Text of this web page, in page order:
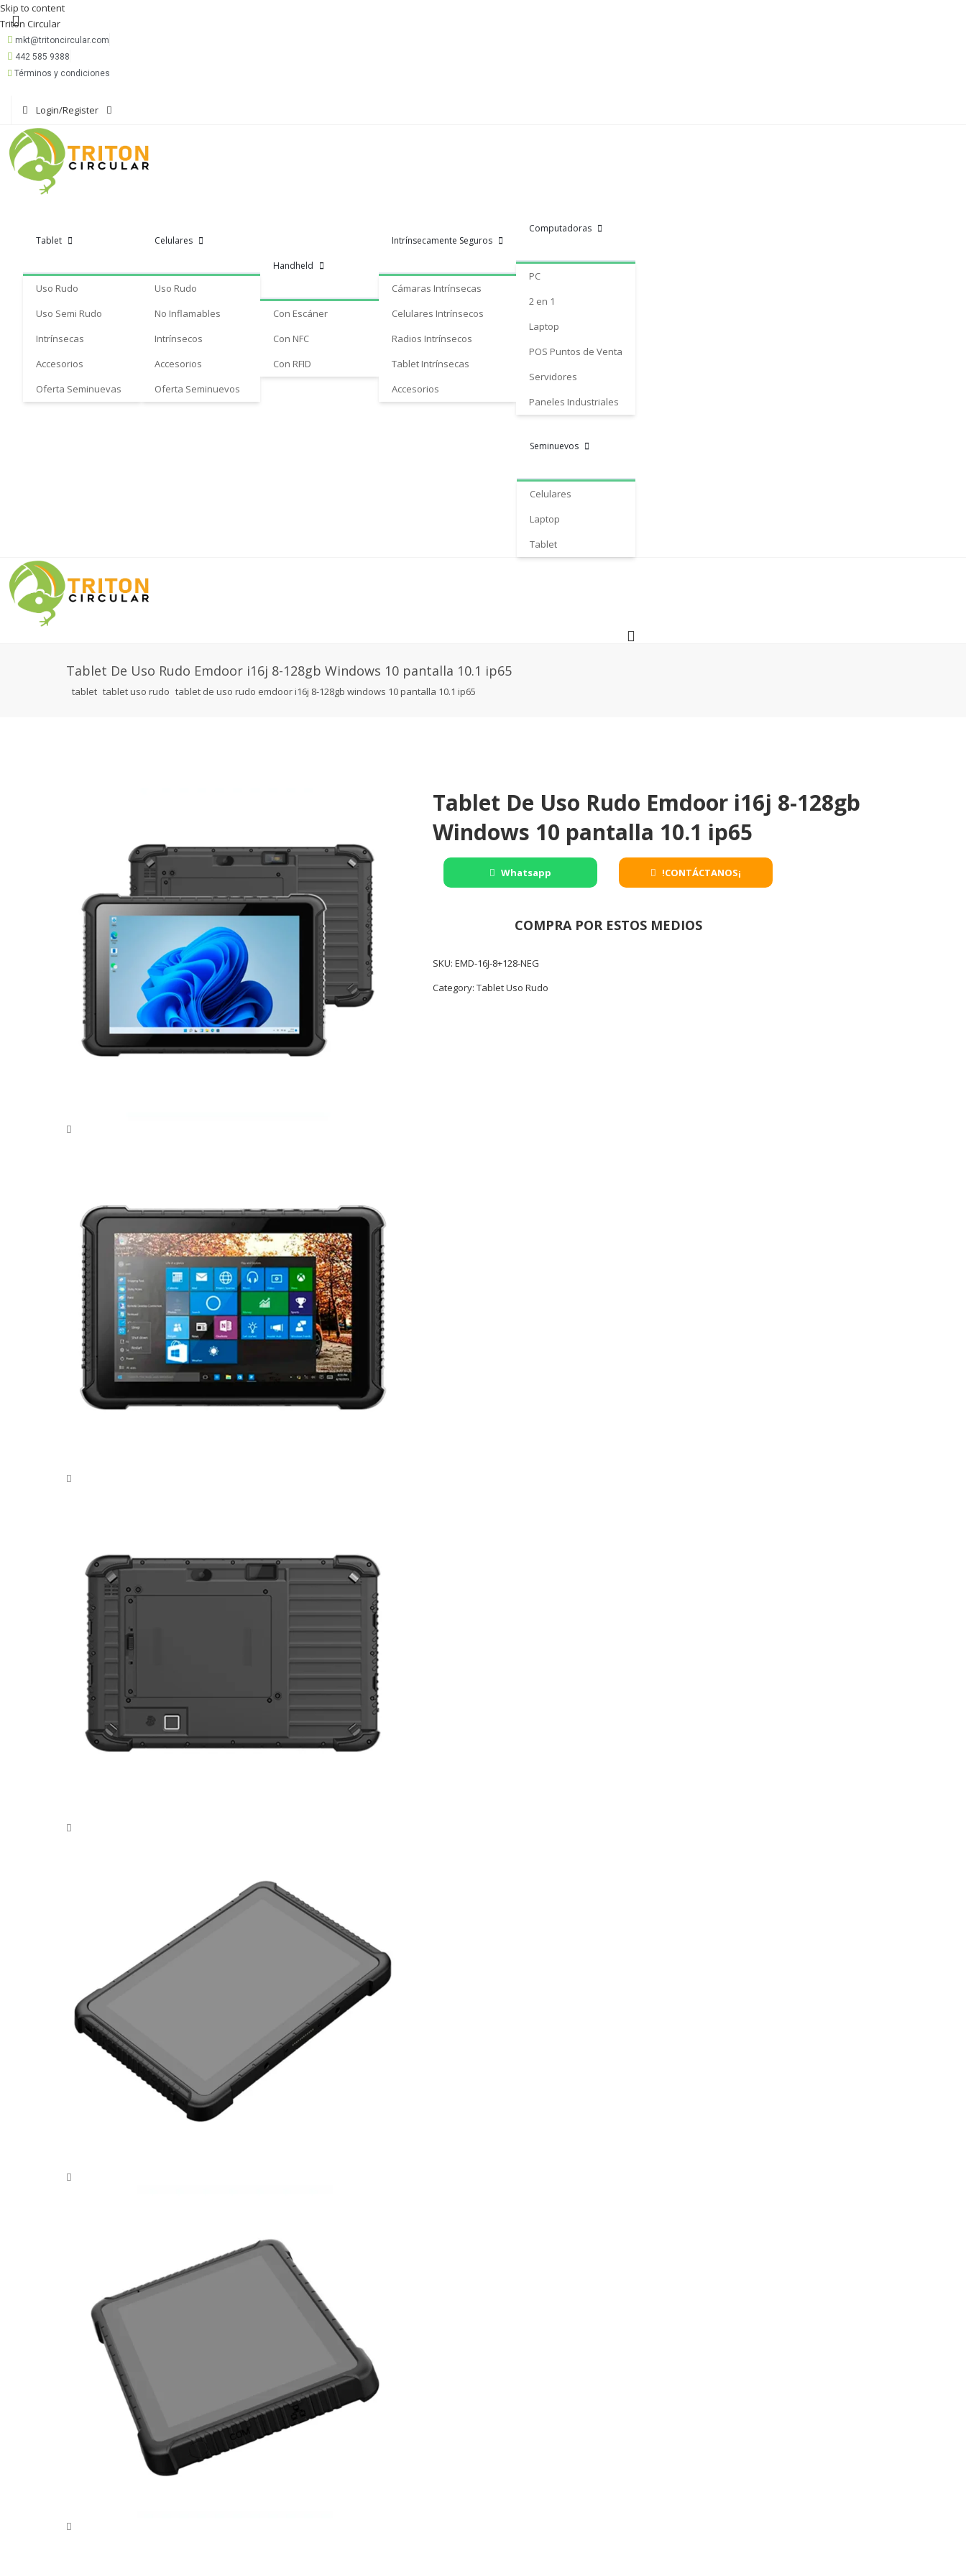
Skip to content
Triton Circular
mkt@tritoncircular.com
442 585 9388
Términos y condiciones
Login/Register
Tablet
Uso Rudo
Uso Semi Rudo
Intrínsecas
Accesorios
Oferta Seminuevas
Celulares
Uso Rudo
No Inflamables
Intrínsecos
Accesorios
Oferta Seminuevos
Handheld
Con Escáner
Con NFC
Con RFID
Intrínsecamente Seguros
Cámaras Intrínsecas
Celulares Intrínsecos
Radios Intrínsecos
Tablet Intrínsecas
Accesorios
Computadoras
PC
2 en 1
Laptop
POS Puntos de Venta
Servidores
Paneles Industriales
Seminuevos
Celulares
Laptop
Tablet
Tablet De Uso Rudo Emdoor i16j 8-128gb Windows 10 pantalla 10.1 ip65
tablet tablet uso rudo tablet de uso rudo emdoor i16j 8-128gb windows 10 pantalla 10.1 ip65
Tablet De Uso Rudo Emdoor i16j 8-128gb
Windows 10 pantalla 10.1 ip65
Whatsapp !CONTÁCTANOS¡
COMPRA POR ESTOS MEDIOS
SKU:EMD-16J-8+128-NEG
Category:Tablet Uso Rudo